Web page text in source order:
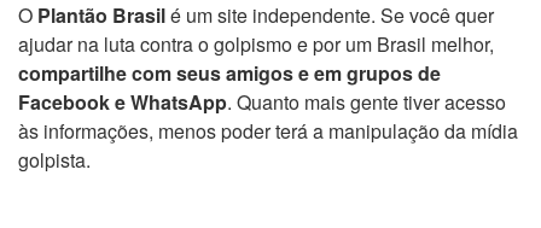
O Plantão Brasilé um site independente. Se você quer
ajudar na luta contra o golpismo e por um Brasil melhor,
compartilhe com seus amigos e em grupos de
Facebook e WhatsApp. Quanto mais gente tiver acesso
às informações, menos poder terá a manipulação da mídia
golpista.